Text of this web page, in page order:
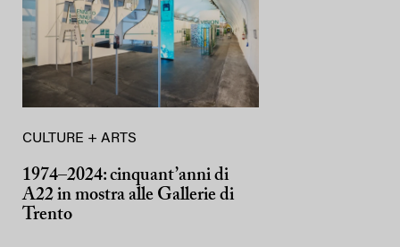
CULTURE + ARTS
1974–2024: cinquant’anni di
A22 in mostra alle Gallerie di
Trento